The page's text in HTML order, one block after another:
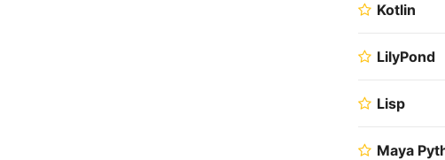
Kotlin
LilyPond
Lisp
Maya